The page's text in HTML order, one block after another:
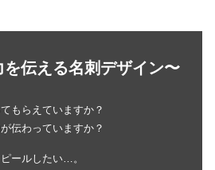
伝える名刺デザイン〜
もらえていますか？
伝わっていますか？
ールしたい…。